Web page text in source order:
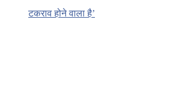
टकराव होने वाला है’